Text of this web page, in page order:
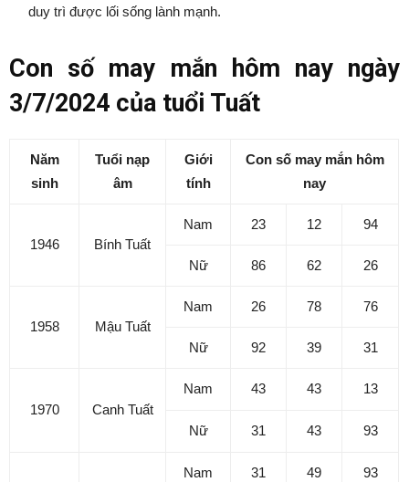
duy trì được lối sống lành mạnh.
Con số may mắn hôm nay ngày
3/7/2024 của tuổi Tuất
Năm
sinh
Tuổi nạp
âm
Giới
tính
Con số may mắn hôm
nay
1946 Bính Tuất
Nam 23 12 94
Nữ 86 62 26
1958 Mậu Tuất
Nam 26 78 76
Nữ 92 39 31
1970 Canh Tuất
Nam 43 43 13
Nữ 31 43 93
Nam 31 49 93